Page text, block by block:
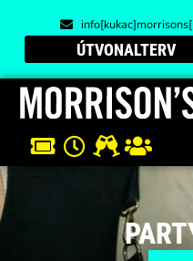
ÚTVONALTERV